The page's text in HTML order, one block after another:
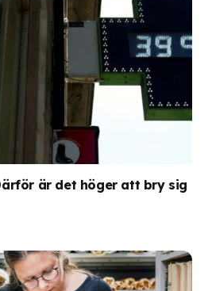
är det höger att bry sig